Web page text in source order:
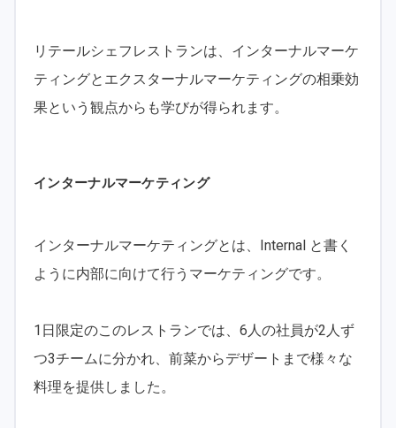
リテールシェフレストランは、インターナルマーケ
ティングとエクスターナルマーケティングの相乗効
果という観点からも学びが得られます。
インターナルマーケティング
インターナルマーケティングとは、Internal と書く
ように内部に向けて行うマーケティングです。
1日限定のこのレストランでは、6人の社員が2人ず
つ3チームに分かれ、前菜からデザートまで様々な
料理を提供しました。